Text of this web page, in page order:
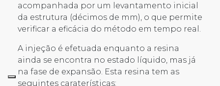
acompanhada por um levantamento inicial
da estrutura (décimos de mm), o que permite
verificar a eficácia do método em tempo real.
A injeção é efetuada enquanto a resina
ainda se encontra no estado líquido, mas já
na fase de expansão. Esta resina tem as
seguintes caraterísticas: